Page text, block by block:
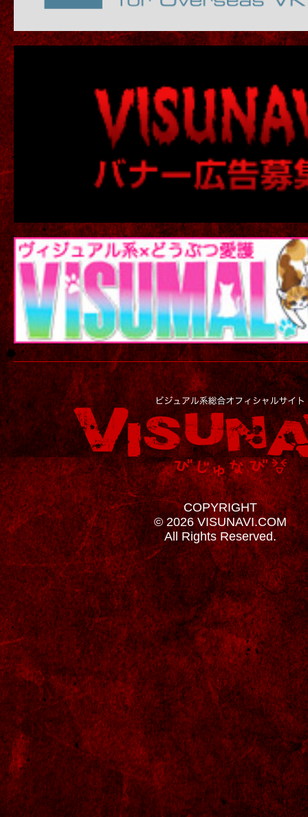
COPYRIGHT
© 2026 VISUNAVI.COM
All Rights Reserved.